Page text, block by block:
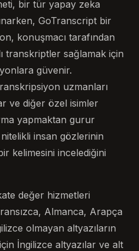
bir tür yapay zeka
GoTranscript bir
konuşmacı tarafından
transkriptler sağlamak için
güvenir.
uzmanları
ve diğer özel isimler
yapmaktan gurur
insan gözlerinin
kelimesini incelediğini
değer hizmetleri
Almanca, Arapça
olmayan altyazıların
İngilizce altyazılar ve alt